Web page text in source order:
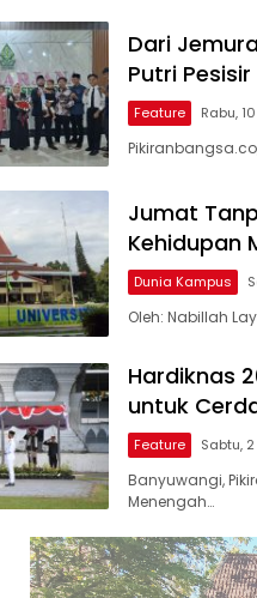
Dari
Putri
Feature Rabu,
Jumat
Kehidupan
Dunia Kampus
Oleh: Nabillah
Hardiknas
untuk
Feature Sabtu,
Banyuwangi,
Menengah…